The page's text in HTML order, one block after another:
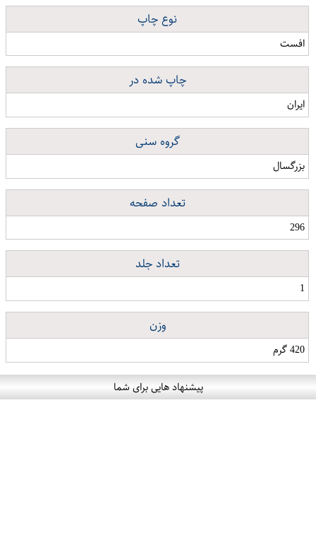
نوع چاپ
افست
چاپ شده در
ایران
گروه سنی
بزرگسال
تعداد صفحه
296
تعداد جلد
1
وزن
420 گرم
پیشنهاد هایی برای شما